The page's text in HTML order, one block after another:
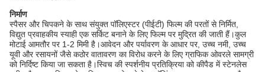
निर्माण
स्पैसर और चिपकने के साथ संयुक्त पॉलिएस्टर (पीईटी) फिल्म की परतों से निर्मित,
विद्युत प्रवाहकीय स्याही एक सर्किट बनाने के लिए फिल्म पर मुद्रित की जाती हैं।कुल
मोटाई आमतौर पर 1-2 मिमी है।आवेदन और पर्यावरण के आधार पर, उच्च नमी, उच्च
यूवी और रसायनों जैसे कठोर वातावरण का विरोध करने के लिए ग्राफिक ओवरले सामग्री
को निर्दिष्ट किया जा सकता है।स्विच की स्पर्शनीय प्रतिक्रिया को कीपैड में स्टेनलेस